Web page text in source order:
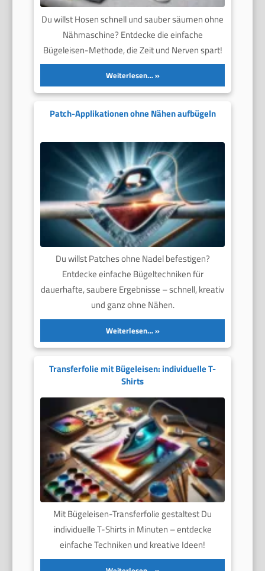
Du willst Hosen schnell und sauber säumen ohne
Nähmaschine? Entdecke die einfache
Bügeleisen-Methode, die Zeit und Nerven spart!
Weiterlesen…
Patch-Applikationen ohne Nähen aufbügeln
Du willst Patches ohne Nadel befestigen?
Entdecke einfache Bügeltechniken für
dauerhafte, saubere Ergebnisse – schnell, kreativ
und ganz ohne Nähen.
Weiterlesen…
Transferfolie mit Bügeleisen: individuelle T-
Shirts
Mit Bügeleisen-Transferfolie gestaltest Du
individuelle T-Shirts in Minuten – entdecke
einfache Techniken und kreative Ideen!